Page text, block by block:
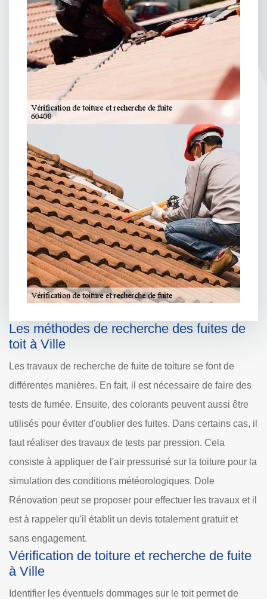
Les méthodes de recherche des fuites de
toit à Ville
Les travaux de recherche de fuite de toiture se font de
différentes manières. En fait, il est nécessaire de faire des
tests de fumée. Ensuite, des colorants peuvent aussi être
utilisés pour éviter d'oublier des fuites. Dans certains cas, il
faut réaliser des travaux de tests par pression. Cela
consiste à appliquer de l'air pressurisé sur la toiture pour la
simulation des conditions météorologiques. Dole
Rénovation peut se proposer pour effectuer les travaux et il
est à rappeler qu'il établit un devis totalement gratuit et
sans engagement.
Vérification de toiture et recherche de fuite
à Ville
Identifier les éventuels dommages sur le toit permet de